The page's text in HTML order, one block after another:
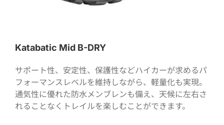
Katabatic Mid B-DRY
サポート性、安定性、保護性などハイカーが求めるパ
フォーマンスレベルを維持しながら、軽量化も実現。
通気性に優れた防水メンブレンも備え、天候に左右さ
れることなくトレイルを楽しむことができます。